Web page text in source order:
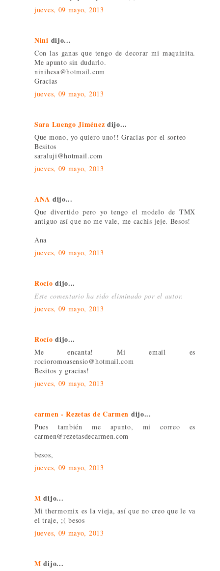
jueves, 09 mayo, 2013
Nini dijo...
Con las ganas que tengo de decorar mi maquinita.
Me apunto sin dudarlo.
ninihesa@hotmail.com
Gracias
jueves, 09 mayo, 2013
Sara Luengo Jiménez dijo...
Que mono, yo quiero uno!! Gracias por el sorteo
Besitos
saraluji@hotmail.com
jueves, 09 mayo, 2013
ANA dijo...
Que divertido pero yo tengo el modelo de TMX
antiguo así que no me vale, me cachis jeje. Besos!
Ana
jueves, 09 mayo, 2013
Rocío dijo...
Este comentario ha sido eliminado por el autor.
jueves, 09 mayo, 2013
Rocío dijo...
Me encanta! Mi email es
rocioromoasensio@hotmail.com
Besitos y gracias!
jueves, 09 mayo, 2013
carmen - Rezetas de Carmen dijo...
Pues también me apunto, mi correo es
carmen@rezetasdecarmen.com
besos,
jueves, 09 mayo, 2013
M dijo...
Mi thermomix es la vieja, así que no creo que le va
el traje, ;( besos
jueves, 09 mayo, 2013
M dijo...